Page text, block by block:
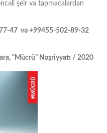
şeir və tapmacalardan
47 və +99455-502-89-32
“Mücrü” Nəşriyyatı / 2020